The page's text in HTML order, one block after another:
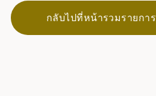
กลับไปที่หน้ารวมรายการ